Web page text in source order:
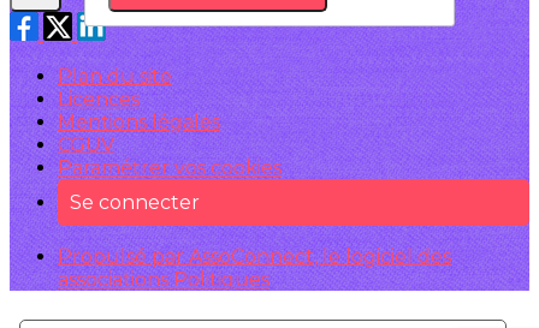
Plan du site
Licences
Mentions légales
CGUV
Paramétrer vos cookies
Se connecter
Propulsé par AssoConnect, le logiciel des
associations Politiques